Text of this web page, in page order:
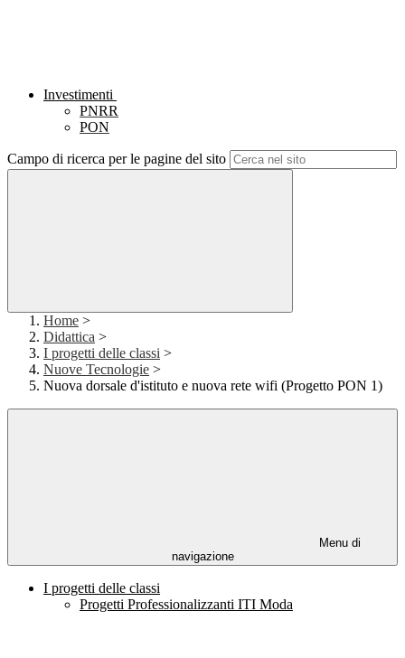
Investimenti
PNRR
PON
Campo di ricerca per le pagine del sito
Home >
Didattica >
I progetti delle classi >
Nuove Tecnologie >
Nuova dorsale d'istituto e nuova rete wifi (Progetto PON 1)
Menu di
navigazione
I progetti delle classi
Progetti Professionalizzanti ITI Moda